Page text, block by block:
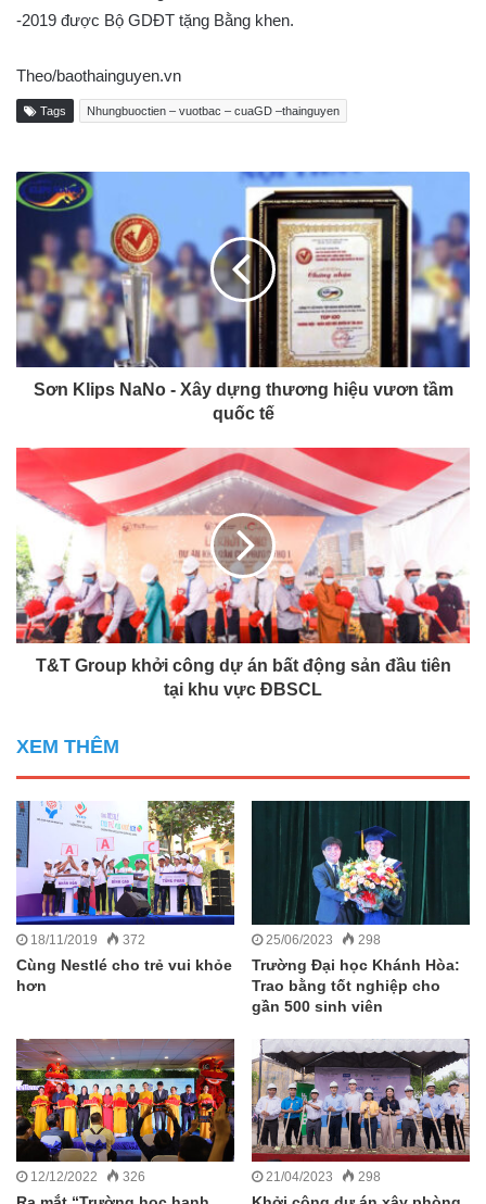
-2019 được Bộ GDĐT tặng Bằng khen.
Theo/baothainguyen.vn
Tags Nhungbuoctien – vuotbac – cuaGD –thainguyen
Sơn Klips NaNo - Xây dựng thương hiệu vươn tầm
quốc tế
T&T Group khởi công dự án bất động sản đầu tiên
tại khu vực ĐBSCL
XEM THÊM
18/11/2019 372
Cùng Nestlé cho trẻ vui khỏe
hơn
25/06/2023 298
Trường Đại học Khánh Hòa:
Trao bằng tốt nghiệp cho
gần 500 sinh viên
12/12/2022 326 21/04/2023 298